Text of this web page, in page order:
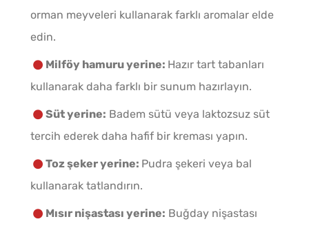
orman meyveleri kullanarak farklı aromalar elde
edin.
Milföy hamuru yerine: Hazır tart tabanları
kullanarak daha farklı bir sunum hazırlayın.
Süt yerine: Badem sütü veya laktozsuz süt
tercih ederek daha hafif bir kreması yapın.
Toz şeker yerine: Pudra şekeri veya bal
kullanarak tatlandırın.
Mısır nişastası yerine: Buğday nişastası